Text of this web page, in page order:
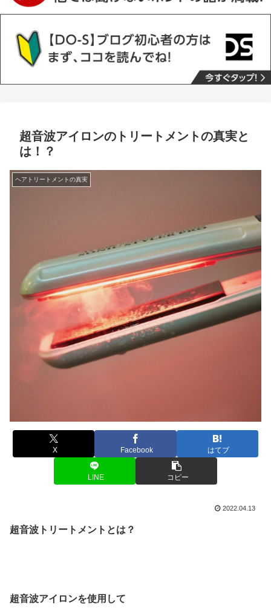
超音波アイロンのトリートメントの真実と
は！？
ヘアトリートメントの真実
X Facebook はてブ
LINE コピー
2022.04.13
超音波トリートメントとは？
超音波アイロンを使用して